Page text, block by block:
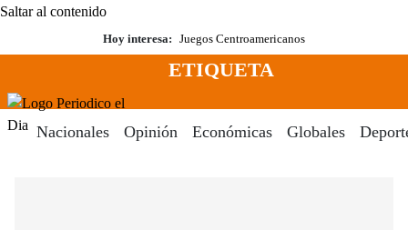
Saltar al contenido
Hoy interesa: Juegos Centroamericanos
Menú
ETIQUETA
Nacionales Opinión Económicas Globales